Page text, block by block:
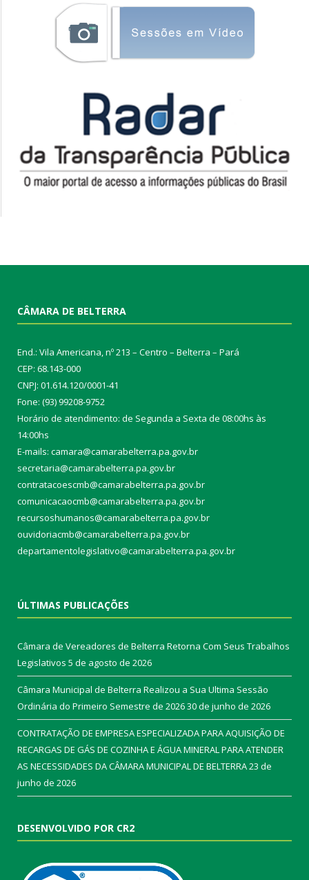
CÂMARA DE BELTERRA
End.: Vila Americana, nº 213 – Centro – Belterra – Pará
CEP: 68.143-000
CNPJ: 01.614.120/0001-41
Fone: (93) 99208-9752
Horário de atendimento: de Segunda a Sexta de 08:00hs às
14:00hs
E-mails: camara@camarabelterra.pa.gov.br
secretaria@camarabelterra.pa.gov.br
contratacoescmb@camarabelterra.pa.gov.br
comunicacaocmb@camarabelterra.pa.gov.br
recursoshumanos@camarabelterra.pa.gov.br
ouvidoriacmb@camarabelterra.pa.gov.br
departamentolegislativo@camarabelterra.pa.gov.br
ÚLTIMAS PUBLICAÇÕES
Câmara de Vereadores de Belterra Retorna Com Seus Trabalhos
Legislativos 5 de agosto de 2026
Câmara Municipal de Belterra Realizou a Sua Ultima Sessão
Ordinária do Primeiro Semestre de 202630 de junho de 2026
CONTRATAÇÃO DE EMPRESA ESPECIALIZADA PARA AQUISIÇÃO DE
RECARGAS DE GÁS DE COZINHA E ÁGUA MINERAL PARA ATENDER
AS NECESSIDADES DA CÂMARA MUNICIPAL DE BELTERRA23 de
junho de 2026
DESENVOLVIDO POR CR2